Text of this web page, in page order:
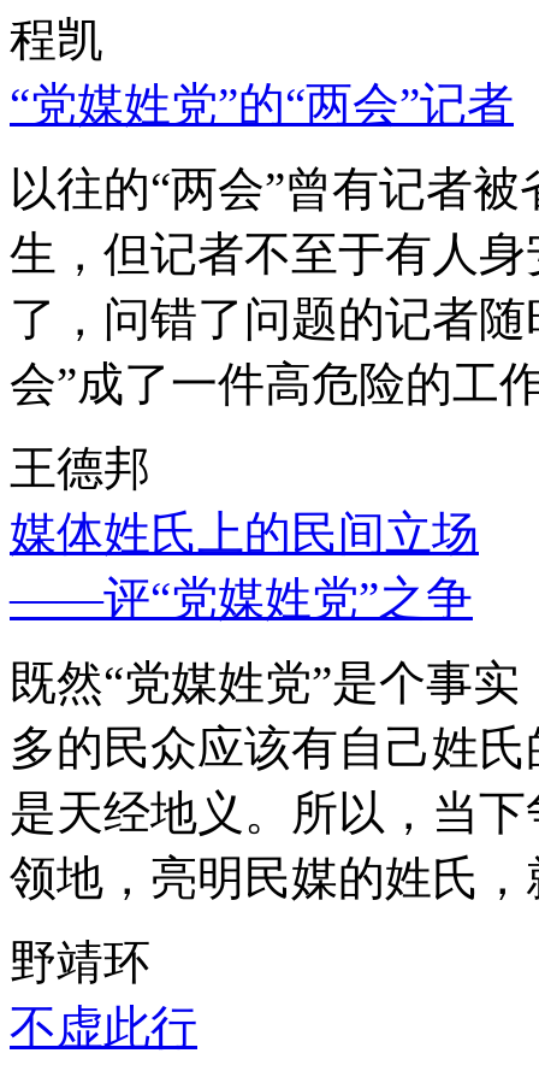
程凯
“党媒姓党”的“两会”记者
以往的“两会”曾有记者
生，但记者不至于有人
了，问错了问题的记者
会”成了一件高危险的工
王德邦
媒体姓氏上的民间立场
——评“党媒姓党”之争
既然“党媒姓党”是个事
多的民众应该有自己姓
是天经地义。所以，当
领地，亮明民媒的姓氏
野靖环
不虚此行